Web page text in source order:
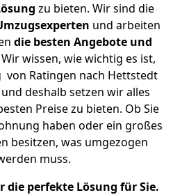
zu bieten. Wir sind die
und arbeiten
die besten Angebote und
wissen, wie wichtig es ist,
von Ratingen nach Hettstedt
deshalb setzen wir alles
Preise zu bieten. Ob Sie
haben oder ein großes
besitzen, was umgezogen
muss.
die perfekte Lösung für Sie.